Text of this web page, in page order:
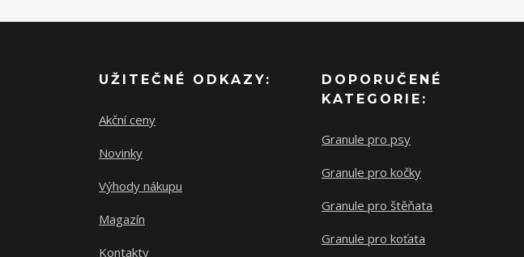
UŽITEČNÉ ODKAZY:
Akční ceny
Novinky
Výhody nákupu
Magazín
Kontakty
DOPORUČENÉ
KATEGORIE:
Granule pro psy
Granule pro kočky
Granule pro štěňata
Granule pro koťata